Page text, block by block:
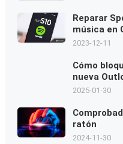
Reparar
música en
pantalla
2023-12-11
Cómo
nueva
2025-01-30
ratón
2024-11-30